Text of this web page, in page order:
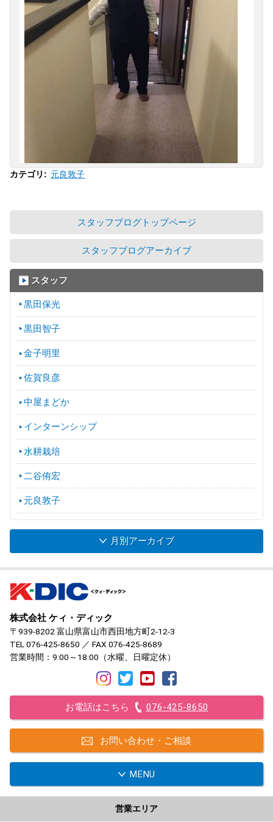
カテゴリ : 元良敦子
スタッフブログトップページ
スタッフブログアーカイブ
スタッフ
黒田保光
黒田智子
金子明里
佐賀良彦
中屋まどか
インターンシップ
水耕栽培
二谷侑宏
元良敦子
月別アーカイブ
株式会社 ケィ・ディック
〒939-8202 富山県富山市西田地方町2-12-3
TEL 076-425-8650 ／ FAX 076-425-8689
営業時間：9:00～18:00（水曜、日曜定休）
お電話はこちら 076-425-8650
お問い合わせ・ご相談
MENU
営業エリア